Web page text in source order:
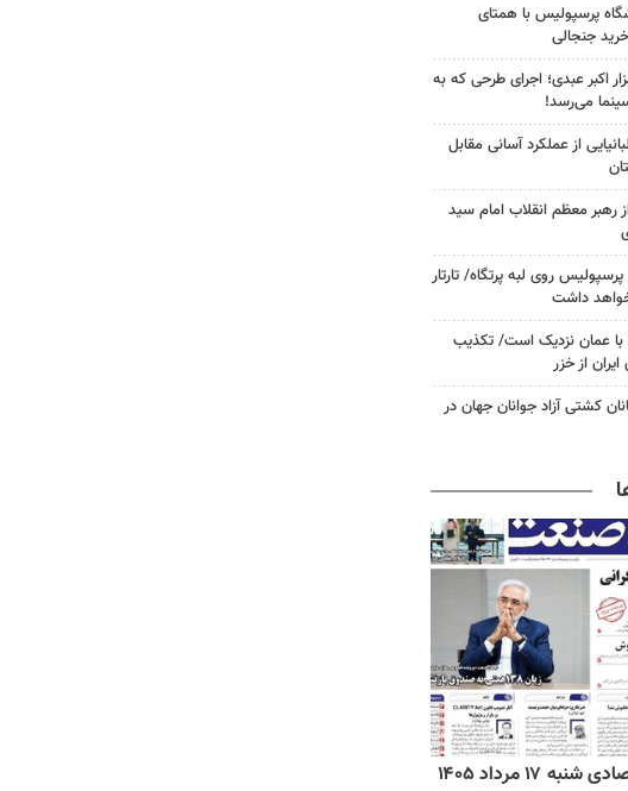
پرسپولیس با همتای
خرید جنجالی
اکبر عبدی؛ اجرای طرحی که به
می‌رسد!
از عملکرد آسانی مقابل
رهبر معظم انقلاب امام سید
روی لبه پرتگاه/ تارتار
داشت
با عمان نزدیک است/ تکذیب
کشتی آزاد جوانان جهان در
۱۷ مرداد ۱۴۰۵